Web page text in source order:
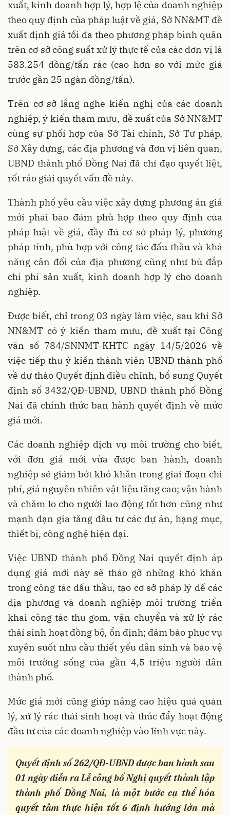
xuất, kinh doanh hợp lý, hợp lệ của doanh nghiệp
theo quy định của pháp luật về giá, Sở NN&MT đề
xuất định giá tối đa theo phương pháp bình quân
trên cơ sở công suất xử lý thực tế của các đơn vị là
583.254 đồng/tấn rác (cao hơn so với mức giá
trước gần 25 ngàn đồng/tấn).
Trên cơ sở lắng nghe kiến nghị của các doanh
nghiệp, ý kiến tham mưu, đề xuất của Sở NN&MT
cùng sự phối hợp của Sở Tài chính, Sở Tư pháp,
Sở Xây dựng, các địa phương và đơn vị liên quan,
UBND thành phố Đồng Nai đã chỉ đạo quyết liệt,
rốt ráo giải quyết vấn đề này.
Thành phố yêu cầu việc xây dựng phương án giá
mới phải bảo đảm phù hợp theo quy định của
pháp luật về giá, đầy đủ cơ sở pháp lý, phương
pháp tính, phù hợp với công tác đấu thầu và khả
năng cân đối của địa phương cũng như bù đắp
chi phí sản xuất, kinh doanh hợp lý cho doanh
nghiệp.
Được biết, chỉ trong 03 ngày làm việc, sau khi Sở
NN&MT có ý kiến tham mưu, đề xuất tại Công
văn số 784/SNNMT-KHTC ngày 14/5/2026 về
việc tiếp thu ý kiến thành viên UBND thành phố
về dự thảo Quyết định điều chỉnh, bổ sung Quyết
định số 3432/QĐ-UBND, UBND thành phố Đồng
Nai đã chính thức ban hành quyết định về mức
giá mới.
Các doanh nghiệp dịch vụ môi trường cho biết,
với đơn giá mới vừa được ban hành, doanh
nghiệp sẽ giảm bớt khó khăn trong giai đoạn chi
phí, giá nguyên nhiên vật liệu tăng cao; vận hành
và chăm lo cho người lao động tốt hơn cũng như
mạnh dạn gia tăng đầu tư các dự án, hạng mục,
thiết bị, công nghệ hiện đại.
Việc UBND thành phố Đồng Nai quyết định áp
dụng giá mới này sẽ tháo gỡ những khó khăn
trong công tác đấu thầu, tạo cơ sở pháp lý để các
địa phương và doanh nghiệp môi trường triển
khai công tác thu gom, vận chuyển và xử lý rác
thải sinh hoạt đồng bộ, ổn định; đảm bảo phục vụ
xuyên suốt nhu cầu thiết yếu dân sinh và bảo vệ
môi trường sống của gần 4,5 triệu người dân
thành phố.
Mức giá mới cũng giúp nâng cao hiệu quả quản
lý, xử lý rác thải sinh hoạt và thúc đẩy hoạt động
đầu tư của các doanh nghiệp vào lĩnh vực này.
Quyết định số 262/QĐ-UBNDđược ban hành sau
01 ngày diễn ra Lễ công bố Nghị quyết thành lập
thành phố Đồng Nai, là một bước cụ thể hóa
quyết tâm thực hiện tốt6 định hướng lớn mà